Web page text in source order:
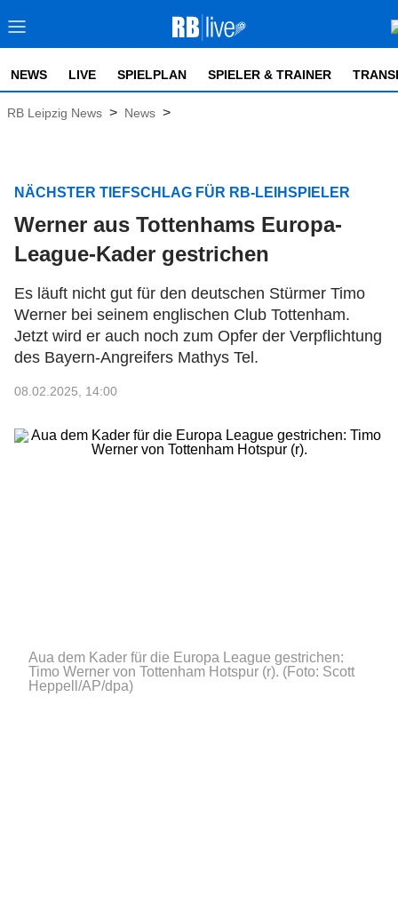
NEWS LIVE SPIELPLAN SPIELER & TRAINER
RB Leipzig News > News >
NÄCHSTER TIEFSCHLAG FÜR RB-LEIHSPIELER
Werner aus Tottenhams Europa-
League-Kader gestrichen
Es läuft nicht gut für den deutschen Stürmer Timo
Werner bei seinem englischen Club Tottenham.
Jetzt wird er auch noch zum Opfer der Verpflichtung
des Bayern-Angreifers Mathys Tel.
08.02.2025, 14:00
Aua dem Kader für die Europa League gestrichen:
Timo Werner von Tottenham Hotspur (r). (Foto: Scott
Heppell/AP/dpa)